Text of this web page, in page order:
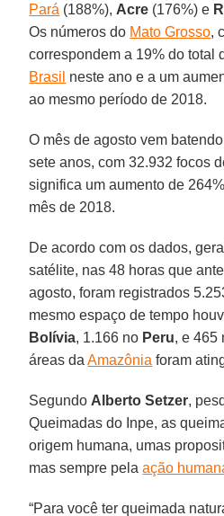
Pará (188%), Acre (176%) e
Os números do Mato Grosso,
correspondem a 19% do total
Brasil neste ano e a um
ao mesmo período de 2018.
O mês de agosto vem
sete anos, com 32.932 focos
significa um aumento de
mês de 2018.
De acordo com os dados,
satélite, nas 48 horas que
agosto, foram registrados
mesmo espaço de tempo
Bolívia, 1.166 no Peru, e 465
áreas daAmazônia foram
Segundo Alberto Setzer,
Queimadas do Inpe, as
origem humana, umas
mas sempre pelaação
“Para você ter queimada